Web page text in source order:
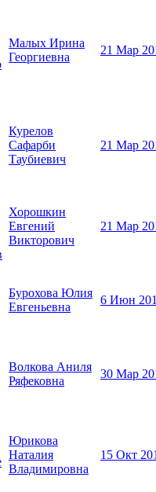
Малых Ирина
Георгиевна
21 Мар
Курелов
Сафарби
Таубиевич
21 Мар
Хорошкин
Евгений
Викторович
21 Мар
Бурохова Юлия
Евгеньевна
6 Июн
Волкова Аниля
Ряфековна
30 Мар
Юрикова
Наталия
Владимировна
15 Окт